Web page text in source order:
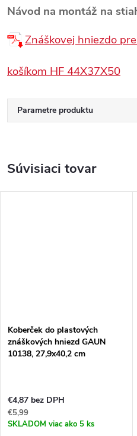
Návod na montáž na
Znáškovej hniezdo
košíkom HF 44X37X50
Parametre produktu
Súvisiaci tovar
Koberček do plastových
znáškových hniezd GAUN
10138, 27,9x40,2 cm
€4,87 bez DPH
€5,99
SKLADOM viac ako 5 ks